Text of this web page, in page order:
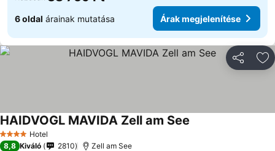
6 oldal árainak mutatása Árak megjelenítése
4 KategóriaHotel
HAIDVOGL MAVIDA Zell am See
8,8 Kiváló 2810 Zell am See